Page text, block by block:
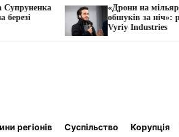
«Дрони на мільярди, майстри
обшуків за ніч»: розслідування
Vyriy Industries
регіонів Суспільство Корупція